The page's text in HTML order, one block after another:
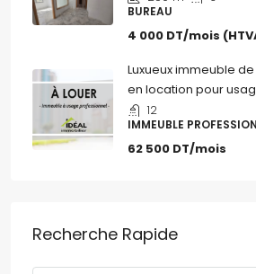
BUREAU
4 000 DT/mois
Luxueux immeuble
en location pour
12
IMMEUBLE
62 500 DT/mois
Recherche Rapide